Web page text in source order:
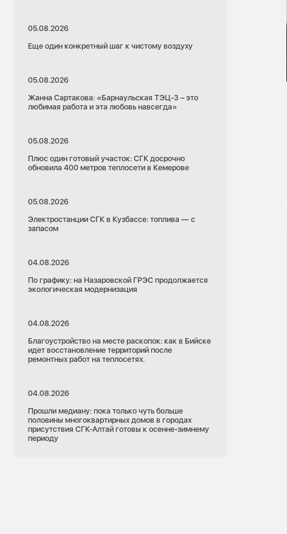
05.08.2026
Еще один конкретный шаг к чистому воздуху
05.08.2026
Жанна Сартакова: «Барнаульская ТЭЦ-3 – это
любимая работа и эта любовь навсегда»
05.08.2026
Плюс один готовый участок: СГК досрочно
обновила 400 метров теплосети в Кемерове
05.08.2026
Электростанции СГК в Кузбассе: топлива — с
запасом
04.08.2026
По графику: на Назаровской ГРЭС продолжается
экологическая модернизация
04.08.2026
Благоустройство на месте раскопок: как в Бийске
идет восстановление территорий после
ремонтных работ на теплосетях.
04.08.2026
Прошли медиану: пока только чуть больше
половины многоквартирных домов в городах
присутствия СГК-Алтай готовы к осенне-зимнему
периоду